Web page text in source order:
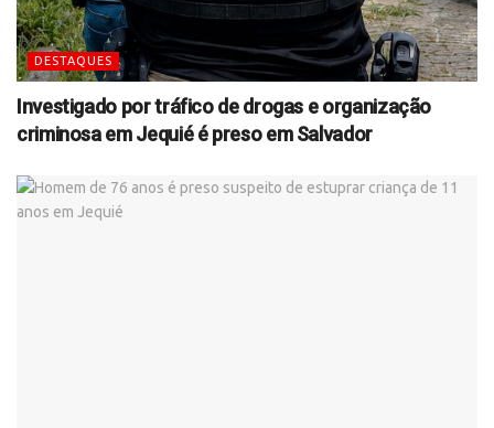
DESTAQUES
Investigado por tráfico de drogas e organização
criminosa em Jequié é preso em Salvador